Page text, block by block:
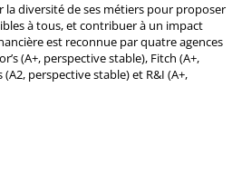
la diversité de ses métiers pour proposer
à tous, et contribuer à un impact
est reconnue par quatre agences
(A+, perspective stable), Fitch (A+,
perspective stable) et R&I (A+,